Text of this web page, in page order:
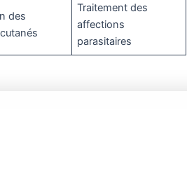
des
Traitement des
affections
parasitaires